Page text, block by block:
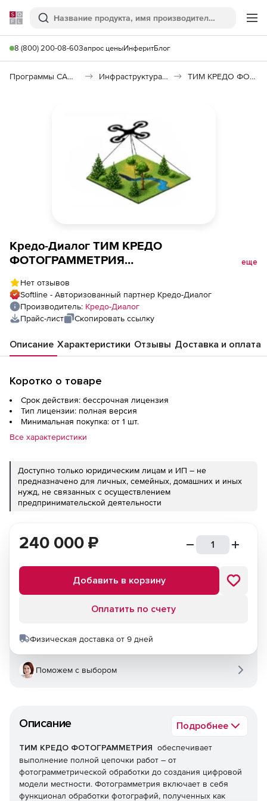
Softline
Поиск
8 (800) 200-08-60Запрос ценыИнферитБлог
Программы САПР и ГИС Инфраструктура: изыскания, генплан, транспорт ТИМ КРЕДО ФОТОГРАММЕТРИЯ
Кредо-Диалог ТИМ КРЕДО
ФОТОГРАММЕТРИЯ
фотоизображений и создание цифровой
модели местности по облакам точек),
версия 1.1
еще
Нет отзывов
Softline - Авторизованный партнер Кредо-Диалог
Производитель: Кредо-Диалог
Прайс-лист
Скопировать ссылку
Описание Характеристики Отзывы Доставка и оплата
Коротко о товаре
Срок действия: бессрочная лицензия
Тип лицензии: полная версия
Минимальная покупка: от 1 шт.
Все характеристики
Доступно только юридическим лицам и ИП – не
предназначено для личных, семейных, домашних и иных
нужд, не связанных с осуществлением
предпринимательской деятельности
Описание Подробнее
ТИМ КРЕДО ФОТОГРАММЕТРИЯ обеспечивает
выполнение полной цепочки работ – от
фотограмметрической обработки до создания цифровой
модели местности. Фотограмметрия включает в себя
функционал обработки фотографий, полученных как
240 000 ₽
Добавить в корзину
Оплатить по счету
Физическая доставка от 9 дней
Поможем с выбором